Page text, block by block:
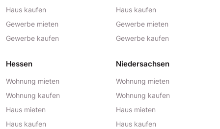
Haus kaufen
Gewerbe mieten
Gewerbe kaufen
Haus kaufen
Gewerbe mieten
Gewerbe kaufen
Hessen
Wohnung mieten
Wohnung kaufen
Haus mieten
Haus kaufen
Niedersachsen
Wohnung mieten
Wohnung kaufen
Haus mieten
Haus kaufen